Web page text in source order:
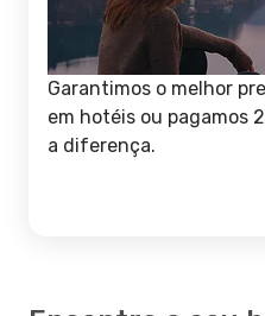
Garantimos o melhor
em hotéis ou pagamos
a diferença.